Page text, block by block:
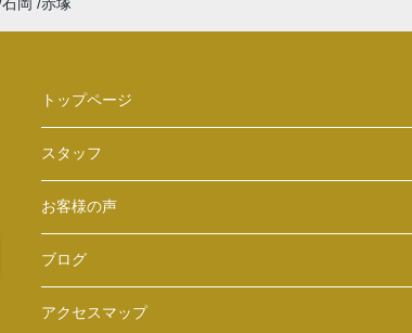
トップページ
スタッフ
お客様の声
ブログ
アクセスマップ